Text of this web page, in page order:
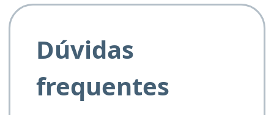
Dúvidas
frequentes